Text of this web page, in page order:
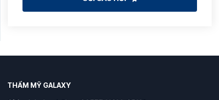
THẨM MỸ GALAXY